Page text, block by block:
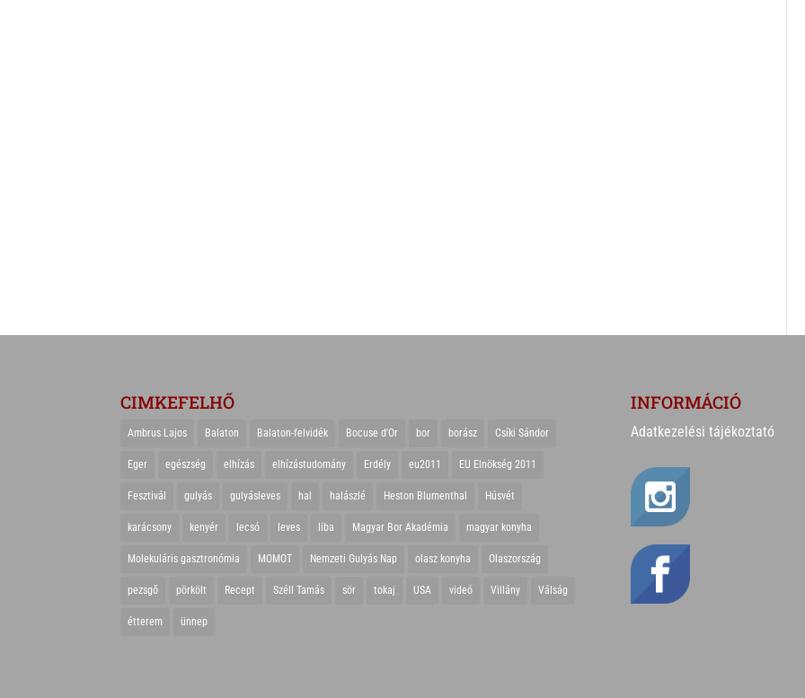
CIMKEFELHŐ
Ambrus Lajos Balaton Balaton-felvidék Bocuse d'Or bor borász Csíki Sándor
Eger egészség elhízás elhízástudomány Erdély eu2011 EU Elnökség 2011
Fesztivál gulyás gulyásleves hal halászlé Heston Blumenthal Húsvét
karácsony kenyér lecsó leves liba Magyar Bor Akadémia magyar konyha
Molekuláris gasztronómia MOMOT Nemzeti Gulyás Nap olasz konyha Olaszország
pezsgő pörkölt Recept Széll Tamás sör tokaj USA videó Villány Válság
étterem ünnep
INFORMÁCIÓ
Adatkezelési tájékoztató